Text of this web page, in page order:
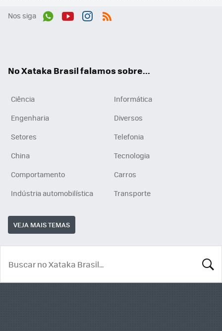
Nos siga
No Xataka Brasil falamos sobre...
Ciência
Informática
Engenharia
Diversos
Setores
Telefonia
China
Tecnologia
Comportamento
Carros
Indústria automobilística
Transporte
VEJA MAIS TEMAS